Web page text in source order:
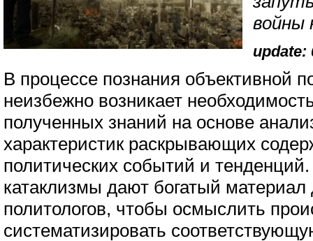
войны
update:
В процессе познания объективной
неизбежно возникает
полученных знаний на основе
характеристик раскрывающих
политических событий и
катаклизмы дают богатый материал
политологов, чтобы осмыслить
систематизировать